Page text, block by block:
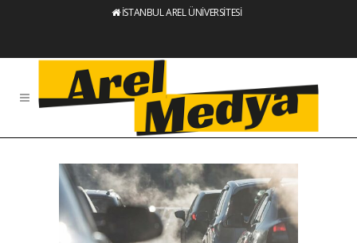
İSTANBUL AREL ÜNİVERSİTESİ